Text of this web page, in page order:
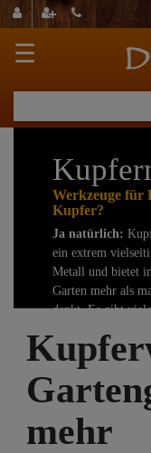
☰
Werkzeuge für
Kupfer?
Ja natürlich:
ein extrem
Metall und bietet
Garten mehr als
denkt. Es gibt viele
Gartengeräte aus
verwenden sollte,
wichtigsten haben
kurz aufgeführt:
Durch den
mehr